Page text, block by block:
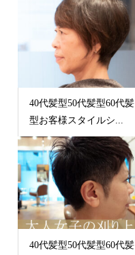
40代髪型50代髪型60代髪
型お客様スタイルシ...
40代髪型50代髪型60代髪